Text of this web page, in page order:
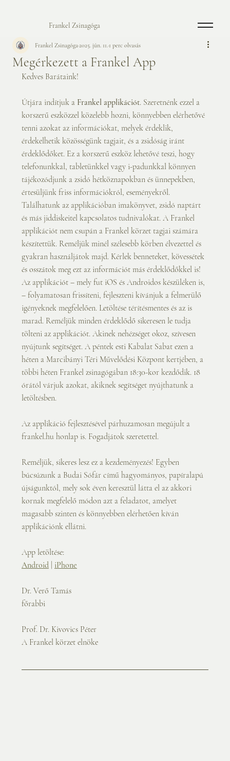
Frankel Zsinagóga
Megérkezett a Frankel App
Frankel Zsinagóga2025. jún. 11. 1 perc olvasás
Kedves Barátaink!
Útjára indítjuk a Frankel applikációt. Szeretnénk ezzel a
korszerű eszközzel közelebb hozni, könnyebben elérhetővé
tenni azokat az információkat, melyek érdeklik,
érdekelhetik közösségünk tagjait, és a zsidóság iránt
érdeklődőket. Ez a korszerű eszköz lehetővé teszi, hogy
telefonunkkal, tabletünkkel vagy i-padunkkal könnyen
tájékozódjunk a zsidó hétköznapokban és ünnepekben,
értesüljünk friss információkról, eseményekről.
Találhatunk az applikációban imakönyvet, zsidó naptárt
és más jiddiskeitel kapcsolatos tudnivalókat. A Frankel
applikációt nem csupán a Frankel körzet tagjai számára
készítettük. Reméljük minél szélesebb körben élvezettel és
gyakran használjátok majd. Kérlek benneteket, kövessétek
és osszátok meg ezt az információt más érdeklődőkkel is!
Az applikációt – mely fut iOS és Androidos készüléken is,
– folyamatosan frissíteni, fejleszteni kívánjuk a felmerülő
igényeknek megfelelően. Letöltése térítésmentes és az is
marad. Reméljük minden érdeklődő sikeresen le tudja
tölteni az applikációt. Akinek nehézséget okoz, szívesen
nyújtunk segítséget. A péntek esti Kabalat Sabat ezen a
héten a Marcibányi Téri Művelődési Központ kertjében, a
többi héten Frankel zsinagógában 18:30-kor kezdődik. 18
órától várjuk azokat, akiknek segítséget nyújthatunk a
letöltésben.
Az applikáció fejlesztésével párhuzamosan megújult a
frankel.hu honlap is. Fogadjátok szeretettel.
Reméljük, sikeres lesz ez a kezdeményezés! Egyben
búcsúzunk a Budai Sófár című hagyományos, papíralapú
újságunktól, mely sok éven keresztül látta el az akkori
kornak megfelelő módon azt a feladatot, amelyet
magasabb szinten és könnyebben elérhetően kíván
applikációnk ellátni.
App letöltése:
Android iPhone
Dr. Verő Tamás
főrabbi
Prof. Dr. Kivovics Péter
A Frankel körzet elnöke